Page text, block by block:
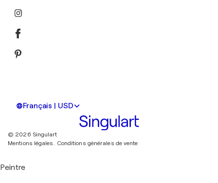
Français | USD
© 2026 Singulart
Mentions légales.
Conditions générales de vente
Peintre